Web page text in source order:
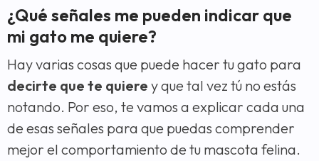
¿Qué señales me pueden indicar que
mi gato me quiere?
Hay varias cosas que puede hacer tu gato para
decirte que te quiere y que tal vez tú no estás
notando. Por eso, te vamos a explicar cada una
de esas señales para que puedas comprender
mejor el comportamiento de tu mascota felina.